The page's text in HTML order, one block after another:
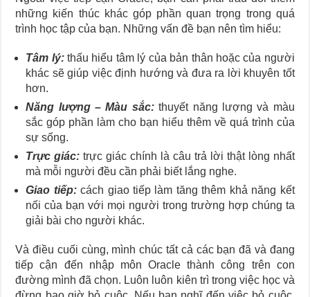
những kiến thúc khác góp phần quan trọng trong quá
trình học tập của bạn. Những vấn đề bạn nên tìm hiểu:
Tâm lý:thấu hiểu tâm lý của bản thân hoặc của người
khác sẽ giúp việc định hướng và đưa ra lời khuyên tốt
hơn.
Năng lượng – Màu sắc:thuyết năng lượng và màu
sắc góp phần làm cho bạn hiểu thêm về quá trình của
sự sống.
Trực giác: trực giác chính là câu trả lời thật lòng nhất
mà mỗi người đều cần phải biết lắng nghe.
Giao tiếp:cách giao tiếp làm tăng thêm khả năng kết
nối của bạn với mọi người trong trường hợp chúng ta
giải bài cho người khác.
Và điều cuối cùng, mình chúc tất cả các bạn đã và đang
tiếp cận đến nhập môn Oracle thành công trên con
đường mình đã chọn. Luôn luôn kiên trì trong việc học và